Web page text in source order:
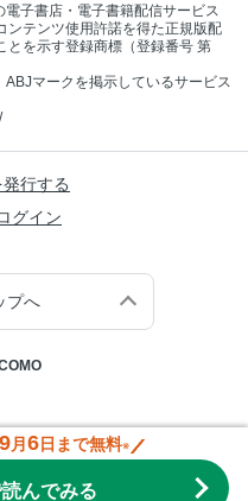
電子書店・電子書籍配信サービス
ンテンツ使用許諾を得た正規版配
とを示す登録商標（登録番号 第
ABJマークを掲示しているサービス
行する
グイン
プへ
9月 6日まで無料※
んでみる